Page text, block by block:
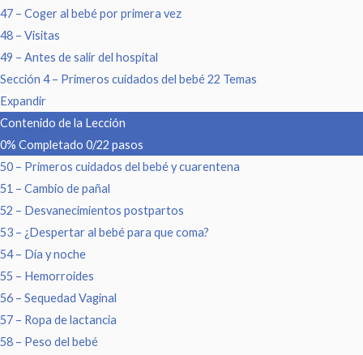
47 – Coger al bebé por primera vez
48 – Visitas
49 – Antes de salir del hospital
Sección 4 – Primeros cuidados del bebé22 Temas
Expandir
Contenido de la Lección
0% Completado 0/22 pasos
50 – Primeros cuidados del bebé y cuarentena
51 – Cambio de pañal
52 – Desvanecimientos postpartos
53 – ¿Despertar al bebé para que coma?
54 – Día y noche
55 – Hemorroides
56 – Sequedad Vaginal
57 – Ropa de lactancia
58 – Peso del bebé